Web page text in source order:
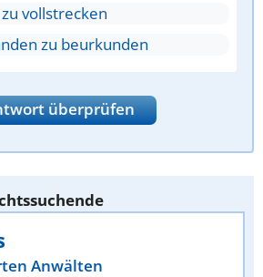
vollstrecken
zu beurkunden
überprüfen
Anwälten